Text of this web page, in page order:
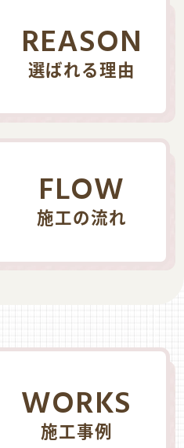
REASON
選ばれる理由
FLOW
施工の流れ
WORKS
施工事例